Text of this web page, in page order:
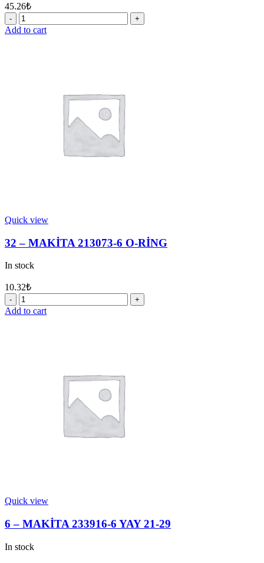
45.26₺
9
-
Add to cart
Quick view
32 – MAKİTA 213073-6 O-RİNG
In stock
10.32₺
32
-
Add to cart
Quick view
6 – MAKİTA 233916-6 YAY 21-29
In stock